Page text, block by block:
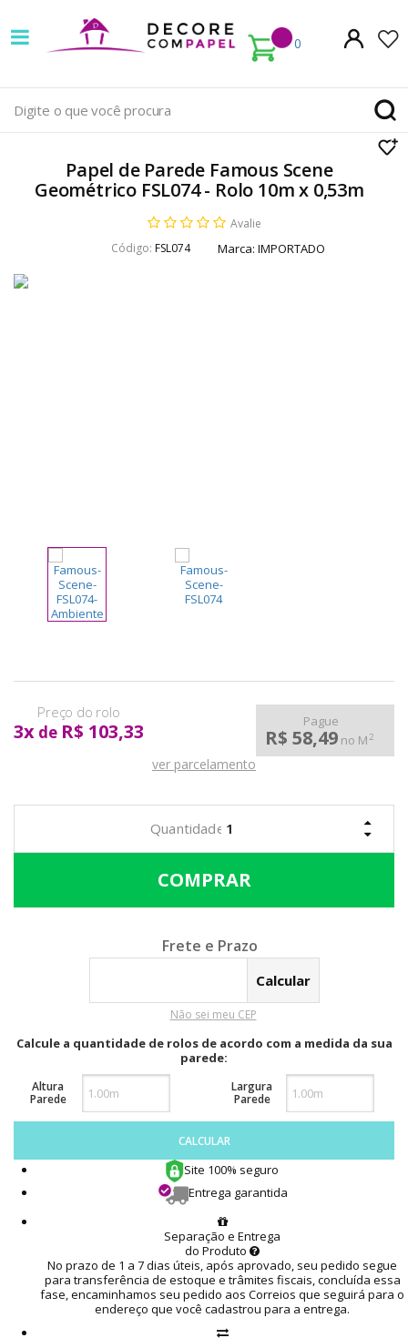
0
Decore
com
papel
é
pioneira
em
venda
Papel de Parede Famous Scene
Geométrico FSL074 - Rolo 10m x 0,53m
Avalie
Código: FSL074 Marca: IMPORTADO
3x de R$ 103,33 Pague
R$ 58,49 no M2
ver parcelamento
Calcular o Frete
Não sei meu CEP
Calcule a quantidade de rolos de acordo com a medida da sua
parede:
Altura
Parede
Largura
Parede
CALCULAR
Site 100% seguro
Entrega garantida
Separação e Entrega
do Produto
No prazo de 1 a 7 dias úteis, após aprovado, seu pedido segue
para transferência de estoque e trâmites fiscais, concluída essa
fase, encaminhamos seu pedido aos Correios que seguirá para o
endereço que você cadastrou para a entrega.